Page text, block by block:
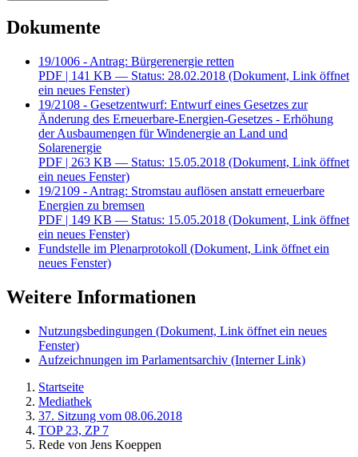
Dokumente
19/1006 - Antrag: Bürgerenergie retten
PDF | 141 KB — Status: 28.02.2018 (Dokument, Link öffnet
ein neues Fenster)
19/2108 - Gesetzentwurf: Entwurf eines Gesetzes zur
Änderung des Erneuerbare-Energien-Gesetzes - Erhöhung
der Ausbaumengen für Windenergie an Land und
Solarenergie
PDF | 263 KB — Status: 15.05.2018 (Dokument, Link öffnet
ein neues Fenster)
19/2109 - Antrag: Stromstau auflösen anstatt erneuerbare
Energien zu bremsen
PDF | 149 KB — Status: 15.05.2018 (Dokument, Link öffnet
ein neues Fenster)
Fundstelle im Plenarprotokoll (Dokument, Link öffnet ein
neues Fenster)
Weitere Informationen
Nutzungsbedingungen (Dokument, Link öffnet ein neues
Fenster)
Aufzeichnungen im Parlamentsarchiv (Interner Link)
Startseite
Mediathek
37. Sitzung vom 08.06.2018
TOP 23, ZP 7
Rede von Jens Koeppen